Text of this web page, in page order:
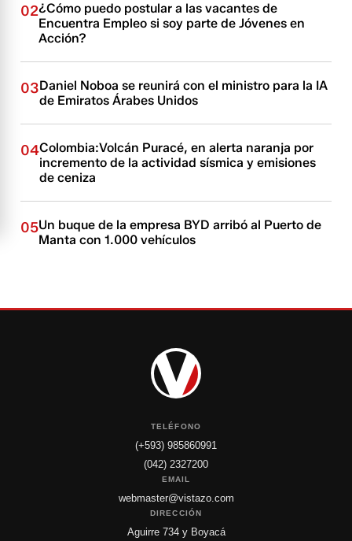
02¿Cómo puedo postular a las vacantes de
Encuentra Empleo si soy parte de Jóvenes en
Acción?
03Daniel Noboa se reunirá con el ministro para la IA
de Emiratos Árabes Unidos
04Colombia:Volcán Puracé, en alerta naranja por
incremento de la actividad sísmica y emisiones
de ceniza
05Un buque de la empresa BYD arribó al Puerto de
Manta con 1.000 vehículos
TELÉFONO
(+593) 985860991
(042) 2327200
EMAIL
webmaster@vistazo.com
DIRECCIÓN
Aguirre 734 y Boyacá